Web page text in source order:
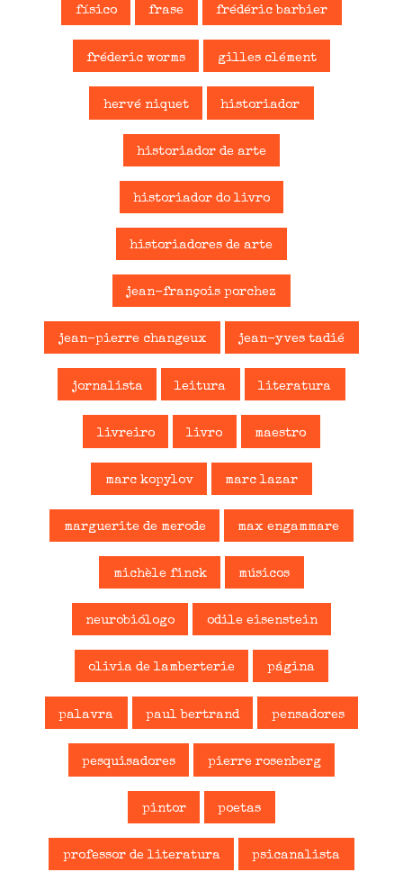
físico frase frédéric barbier
fréderic worms gilles clément
hervé niquet historiador
historiador de arte
historiador do livro
historiadores de arte
jean-françois porchez
jean-pierre changeux jean-yves tadié
jornalista leitura literatura
livreiro livro maestro
marc kopylov marc lazar
marguerite de merode max engammare
michèle finck músicos
neurobiólogo odile eisenstein
olivia de lamberterie página
palavra paul bertrand pensadores
pesquisadores pierre rosenberg
pintor poetas
professor de literatura psicanalista